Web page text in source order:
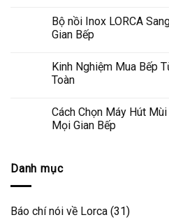
Bộ nồi Inox LORCA
Gian Bếp
Kinh Nghiệm Mua Bếp
Toàn
Cách Chọn Máy Hút
Mọi Gian Bếp
Danh mục
Báo chí nói về Lorca (31)